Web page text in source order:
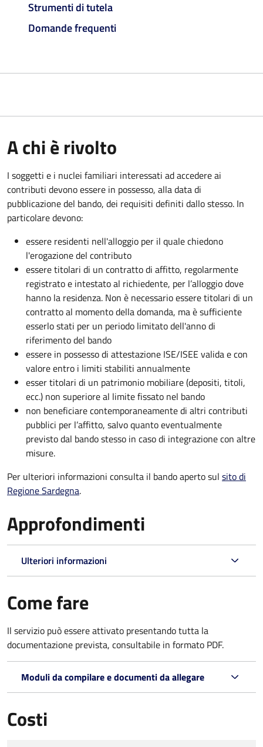
Strumenti di tutela
Domande frequenti
A chi è rivolto
I soggetti e i nuclei familiari interessati ad accedere ai
contributi devono essere in possesso, alla data di
pubblicazione del bando, dei requisiti definiti dallo stesso. In
particolare devono:
essere residenti nell'alloggio per il quale chiedono
l'erogazione del contributo
essere titolari di un contratto di affitto, regolarmente
registrato e intestato al richiedente, per l’alloggio dove
hanno la residenza. Non è necessario essere titolari di un
contratto al momento della domanda, ma è sufficiente
esserlo stati per un periodo limitato dell'anno di
riferimento del bando
essere in possesso di attestazione ISE/ISEE valida e con
valore entro i limiti stabiliti annualmente
esser titolari di un patrimonio mobiliare (depositi, titoli,
ecc.) non superiore al limite fissato nel bando
non beneficiare contemporaneamente di altri contributi
pubblici per l’affitto, salvo quanto eventualmente
previsto dal bando stesso in caso di integrazione con altre
misure.
Per ulteriori informazioni consulta il bando aperto sul sito di
Regione Sardegna.
Approfondimenti
Ulteriori informazioni
Come fare
Il servizio può essere attivato presentando tutta la
documentazione prevista, consultabile in formato PDF.
Moduli da compilare e documenti da allegare
Costi